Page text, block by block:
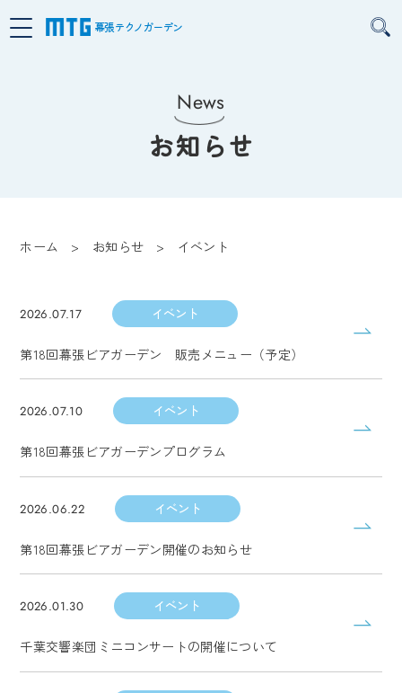
幕張テクノガーデン
News
お知らせ
ホーム お知らせ イベント
2026.07.17 イベント
第18回幕張ビアガーデン 販売メニュー（予定）
2026.07.10 イベント
第18回幕張ビアガーデンプログラム
2026.06.22 イベント
第18回幕張ビアガーデン開催のお知らせ
2026.01.30 イベント
千葉交響楽団ミニコンサートの開催について